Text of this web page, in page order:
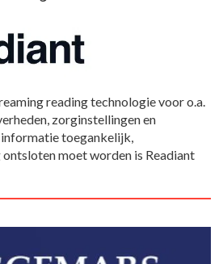
reading technologie voor o.a.
zorginstellingen en
toegankelijk,
moet worden is Readiant